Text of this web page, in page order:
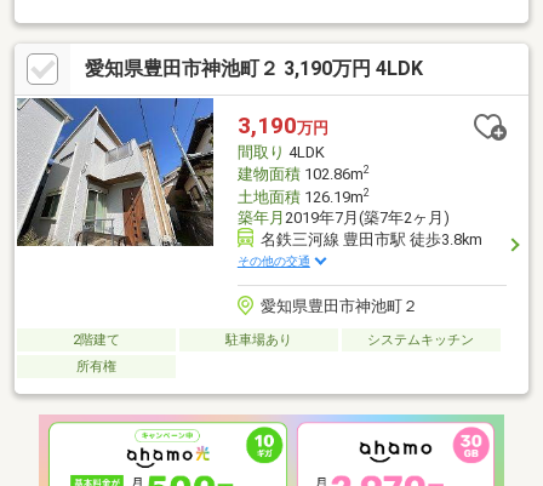
ぷりとしまっておけますね♪〇バス「東山町」停まで徒歩1分！通
勤通学時も安心です！〇徒歩圏内に公園が複数ございます。休日
にはお子様と遊びに出かけたり、ジョギングを楽しむのもいいで
すね！〇閑静な住宅街で子育て環境良好。静かな暮らしが叶いま
す♪〇駐車2台分にカーポート付き！雨の日の乗り降りも楽々。大
事なお車を守ることができます！〇空き家のためお好きなお日に
ちにご内覧予約いただけます。ぜひお問合せください！
愛知県豊田市神池町２ 3,190万円 4LDK
3,190万円
間取り 4LDK
建物面積102.86m2
土地面積126.19m2
築年月 2019年7月(築7年2ヶ月)
名鉄三河線 豊田市駅 徒歩3.8km
その他の交通
愛知県豊田市神池町２
2階建て 駐車場あり
システムキッチン
所有権